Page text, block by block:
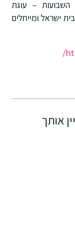
השבועות – עוגת
ישראל ומייחלים
אותך